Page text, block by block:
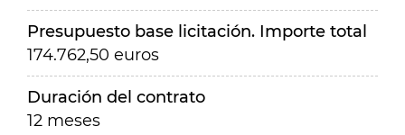
Presupuesto base licitación. Importe total
174.762,50 euros
Duración del contrato
12 meses